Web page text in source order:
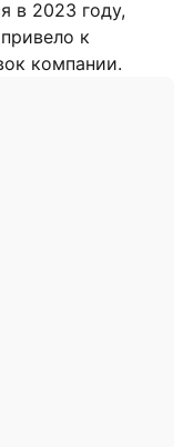
в 2023 году,
к
компании.